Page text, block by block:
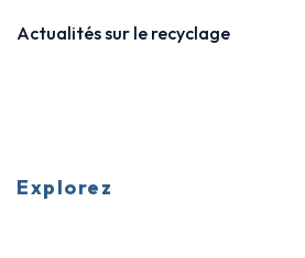
Actualités sur le recyclage
Explorez